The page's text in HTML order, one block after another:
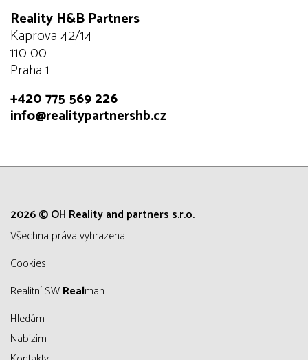
Reality H&B Partners
Kaprova 42/14
110 00
Praha 1
+420 775 569 226
info@realitypartnershb.cz
2026 © OH Reality and partners s.r.o.
všechna práva vyhrazena
Cookies
Realitní SWRealman
Hledám
Nabízím